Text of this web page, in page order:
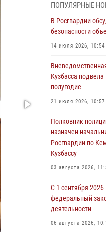
Генерал-
специалистов
подразделений
С 1 сентября 2026
федеральный
Росгвардейцы
виновника
кемеровчанину
06 августа 2026,
Росгвардейцы
повредившего
06 августа 2026,
ПОПУЛЯРНЫЕ
В Росгвардии
безопасности
14 июля 2026, 10:54
Кузбасса
полугодие
21 июля 2026, 10:57
Полковник
назначен
Росгвардии по
Кузбассу
03 августа 2026,
С 1 сентября 2026
федеральный
деятельности
06 августа 2026,